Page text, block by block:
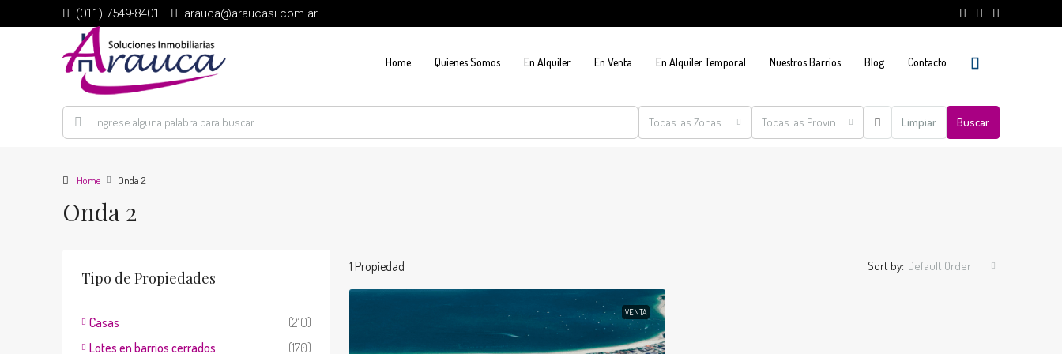
(011) 7549-8401 arauca@araucasi.com.ar
Home Quienes Somos En Alquiler En Venta En Alquiler Temporal Nuestros Barrios Blog Contacto
Todas las Zonas Todas las Provincias Limpiar Buscar
Home Onda 2
Onda 2
1 Propiedad Sort by: Default Order
VENTA
Tipo de Propiedades
Casas
(210)
Lotes en barrios cerrados
(170)